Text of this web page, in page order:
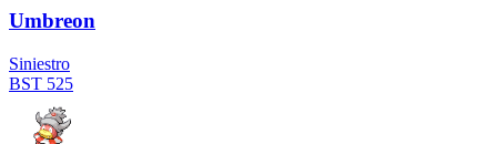
Umbreon
Siniestro
BST 525